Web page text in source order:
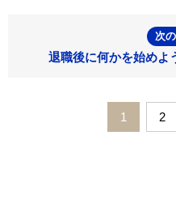
次
退職後に何かを始めよ
1 2